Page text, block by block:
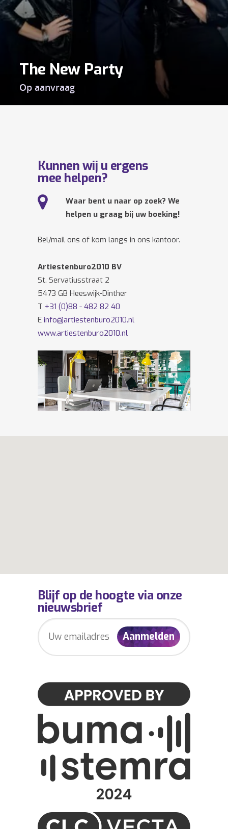
The New Party
Op aanvraag
Kunnen wij u ergens
mee helpen?
Waar bent u naar op zoek? We
helpen u graag bij uw boeking!
Bel/mail ons of kom langs in ons kantoor.
Artiestenburo2010 BV
St. Servatiusstraat 2
5473 GB Heeswijk-Dinther
T +31 (0)88 - 482 82 40
E info@artiestenburo2010.nl
www.artiestenburo2010.nl
Volg ons ook opFacebookenTwitter
Blijf op de hoogte via onze
nieuwsbrief